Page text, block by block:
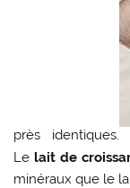
près identiques.
Le lait de
minéraux que le